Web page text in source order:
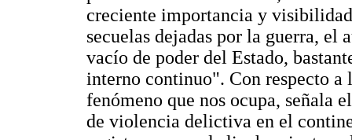
creciente importancia y
secuelas dejadas por la guerra,
vacío de poder del Estado,
interno continuo". Con respecto
fenómeno que nos ocupa, señala
de violencia delictiva en el